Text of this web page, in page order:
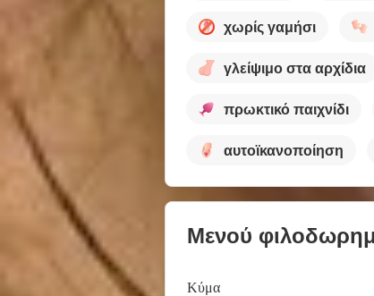
χωρίς γαμήσι
γλείψιμο στα αρχίδια
πρωκτικό παιχνίδι
αυτοϊκανοποίηση
Μενού
Κύμα